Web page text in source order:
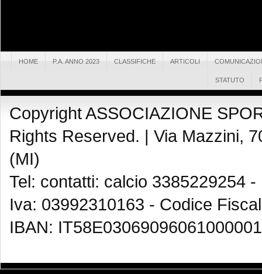
HOME P.A. ANNO 2023 CLASSIFICHE ARTICOLI
STATUTO
Copyright ASSOCIAZIONE
Rights Reserved. | Via Mazzini,
(MI)
Tel: contatti: calcio 3385229254
Iva: 03992310163 - Codice
IBAN: